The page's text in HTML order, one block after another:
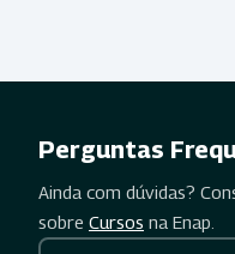
Perguntas
Ainda com dúvidas?
sobre Cursos na Enap.